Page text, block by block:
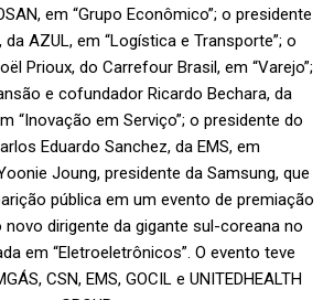
em “Grupo Econômico”; o presidente
AZUL, em “Logística e Transporte”; o
Prioux, do Carrefour Brasil, em “Varejo”;
e cofundador Ricardo Bechara, da
“Inovação em Serviço”; o presidente do
Eduardo Sanchez, da EMS, em
Joung, presidente da Samsung, que
pública em um evento de premiação
dirigente da gigante sul-coreana no
em “Eletroeletrônicos”. O evento teve
CSN, EMS, GOCIL e UNITEDHEALTH